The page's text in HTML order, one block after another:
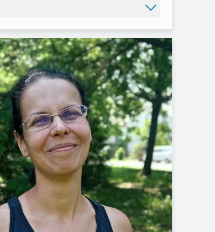
FACEBOOK